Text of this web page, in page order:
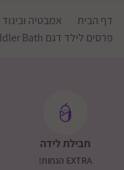
דף הבית אמבטיה וביגוד
פרסים לילד דגם Toddler Bath
חבילת לידה
EXTRA הנחות!